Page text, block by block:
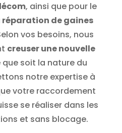
, ainsi que pour le
de gaines
vos besoins, nous
creuser une nouvelle
que soit la nature du
notre expertise à
votre raccordement
se réaliser dans les
et sans blocage.